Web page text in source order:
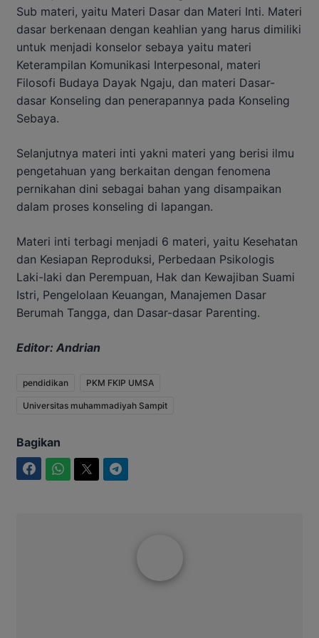
Sub materi, yaitu Materi Dasar dan Materi Inti. Materi
dasar berkenaan dengan keahlian yang harus dimiliki
untuk menjadi konselor sebaya yaitu materi
Keterampilan Komunikasi Interpesonal, materi
Filosofi Budaya Dayak Ngaju, dan materi Dasar-
dasar Konseling dan penerapannya pada Konseling
Sebaya.
Selanjutnya materi inti yakni materi yang berisi ilmu
pengetahuan yang berkaitan dengan fenomena
pernikahan dini sebagai bahan yang disampaikan
dalam proses konseling di lapangan.
Materi inti terbagi menjadi 6 materi, yaitu Kesehatan
dan Kesiapan Reproduksi, Perbedaan Psikologis
Laki-laki dan Perempuan, Hak dan Kewajiban Suami
Istri, Pengelolaan Keuangan, Manajemen Dasar
Berumah Tangga, dan Dasar-dasar Parenting.
Editor: Andrian
pendidikan PKM FKIP UMSA
Universitas muhammadiyah Sampit
Bagikan